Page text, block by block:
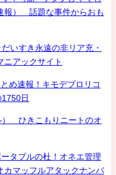
報） 話題な事件からおも
いすき永遠の非リア充・
ニアックサイト
め速報！キモデブロリコ
日
） ひきこもりニートのオ
タブルの杜！オネエ管理
カマッフルアタックナンバ